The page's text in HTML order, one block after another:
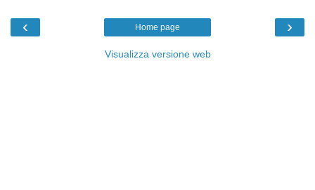
‹ ›
Home page
Visualizza versione web